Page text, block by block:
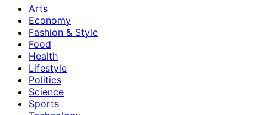
Arts
Economy
Fashion & Style
Food
Health
Lifestyle
Politics
Science
Sports